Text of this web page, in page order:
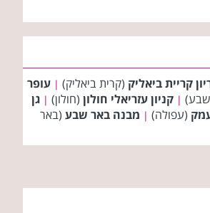
קריית ביאליק (קרית ביאליק) | עופר
| קניון עזריאלי חולון (חולון) | גן
(עפולה) | מבנה באר שבע (באר